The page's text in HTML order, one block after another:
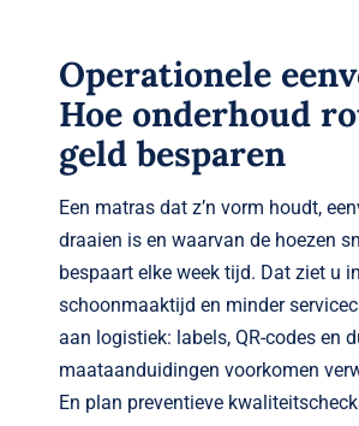
Operationele
Hoe onderhoud
geld besparen
Een matras dat z’n vorm houdt,
draaien is en waarvan de hoezen
bespaart elke week tijd. Dat ziet u in
schoonmaaktijd en minder
aan logistiek: labels, QR-codes en
maataanduidingen voorkomen
En plan preventieve